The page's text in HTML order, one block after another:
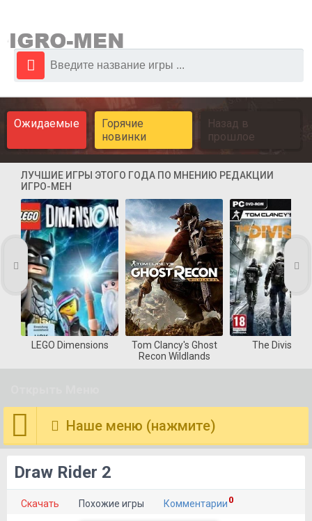
Ожидаемые
Горячие
новинки
Назад в
прошлое
ЛУЧШИЕ ИГРЫ ЭТОГО ГОДА ПО МНЕНИЮ РЕДАКЦИИ
ИГРО-МЕН
LEGO Dimensions
Tom Clancy's Ghost
Recon Wildlands
The Division
Наше меню (нажмите)
Draw Rider 2
Скачать Похожие игры Комментарии 0